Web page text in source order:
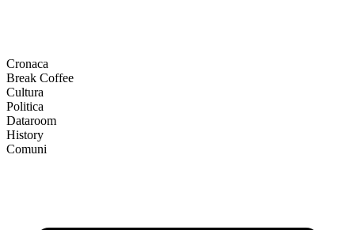
Cronaca
Break Coffee
Cultura
Politica
Dataroom
History
Comuni